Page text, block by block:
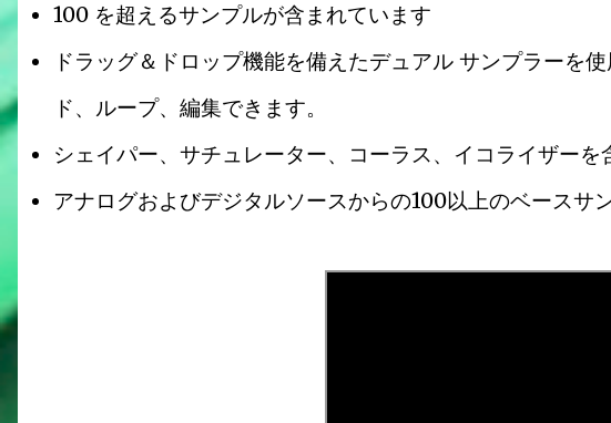
100 を超えるサンプルが含まれています
ドラッグ＆ドロップ機能を備えたデュアル サンプラーを
ド、ループ、編集できます。
シェイパー、サチュレーター、コーラス、イコライザーを
アナログおよびデジタルソースからの100以上のベースサ